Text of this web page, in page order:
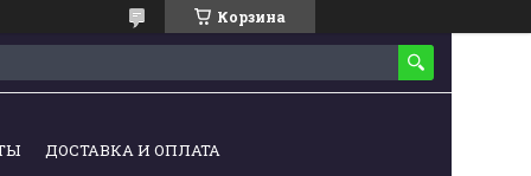
Корзина
ДОСТАВКА И ОПЛАТА